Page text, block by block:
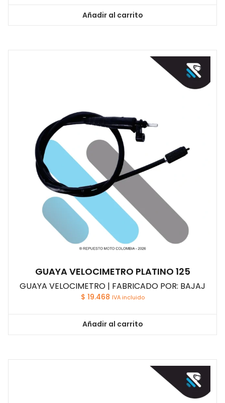
Añadir al carrito
GUAYA VELOCIMETRO PLATINO 125
GUAYA VELOCIMETRO | FABRICADO POR: BAJAJ
$ 19.468 IVA incluido
Añadir al carrito